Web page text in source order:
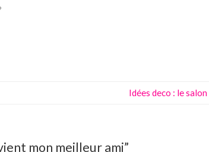
Idées deco : le salon
mon meilleur ami”